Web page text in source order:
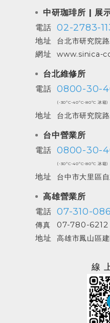
中研珈琲所 | 展
電話 02-2783-
地址 台北市研究院
網址 www.sinica-
台北維修所
電話 0800-30-
(-30ºC-40ºC-80ºC 冰箱)
地址 台北市研究院
台中營業所
電話 0800-30-
(-30ºC-40ºC-80ºC 冰箱)
地址 台中市大里區
高雄營業所
電話 07-310-
傳真
07-780-6212
地址
高雄市鳳山區
線